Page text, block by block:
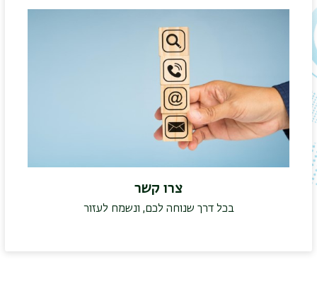
צרו קשר
בכל דרך שנוחה לכם, ונשמח לעזור